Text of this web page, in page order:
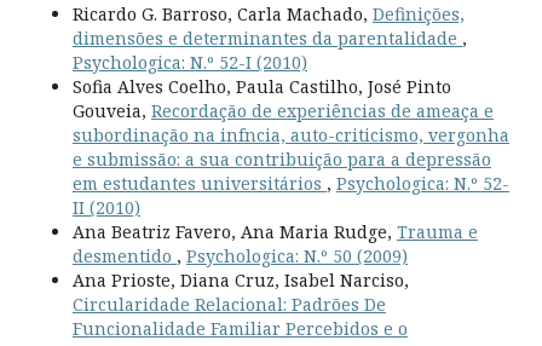
Ricardo G. Barroso, Carla Machado, Definições,
dimensões e determinantes da parentalidade ,
Psychologica: N.º 52-I (2010)
Sofia Alves Coelho, Paula Castilho, José Pinto
Gouveia, Recordação de experiências de ameaça e
subordinação na infncia, auto-criticismo, vergonha
e submissão: a sua contribuição para a depressão
em estudantes universitários , Psychologica: N.º 52-
II (2010)
Ana Beatriz Favero, Ana Maria Rudge, Trauma e
desmentido , Psychologica: N.º 50 (2009)
Ana Prioste, Diana Cruz, Isabel Narciso,
Circularidade Relacional: Padrões De
Funcionalidade Familiar Percebidos e o